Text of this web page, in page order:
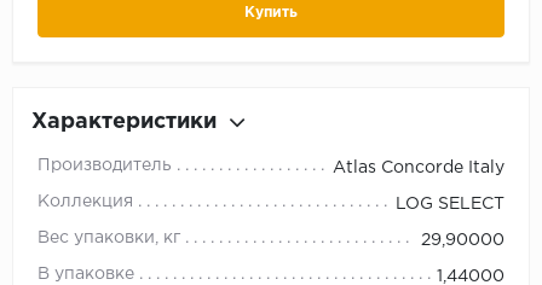
Купить
Характеристики
Производитель Atlas Concorde Italy
Коллекция LOG SELECT
Вес упаковки, кг 29,90000
В упаковке 1,44000